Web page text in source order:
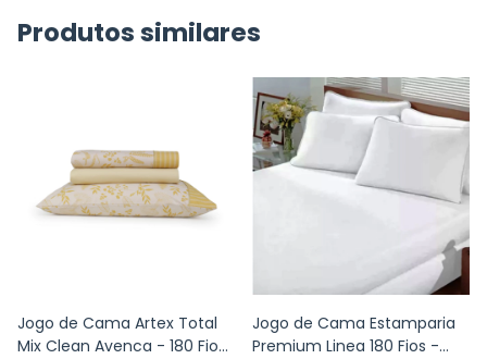
Produtos similares
Jogo de Cama Artex Total
Mix Clean Avenca - 180 Fios
Jogo de Cama Estamparia
Premium Linea 180 Fios -